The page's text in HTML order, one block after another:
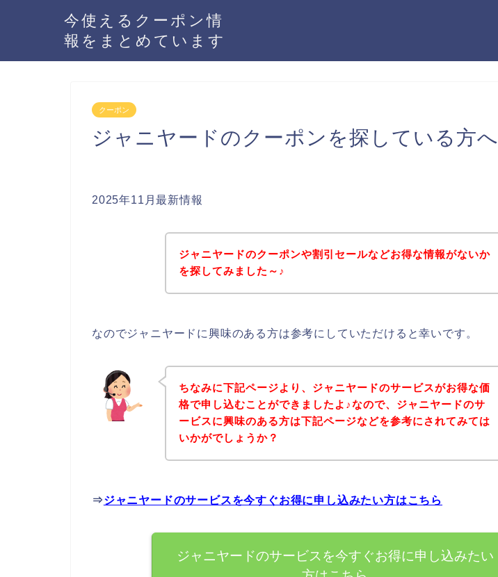
今使えるクーポン情
報をまとめています
クーポン
ジャニヤードのクーポンを探している方へ
2025年11月最新情報
ジャニヤードのクーポンや割引セールなどお得な情報がないか
を探してみました～♪
なのでジャニヤードに興味のある方は参考にしていただけると幸いです。
ちなみに下記ページより、ジャニヤードのサービスがお得な価
格で申し込むことができましたよ♪なので、ジャニヤードのサ
ービスに興味のある方は下記ページなどを参考にされてみては
いかがでしょうか？
⇒ジャニヤードのサービスを今すぐお得に申し込みたい方はこちら
ジャニヤードのサービスを今すぐお得に申し込みたい